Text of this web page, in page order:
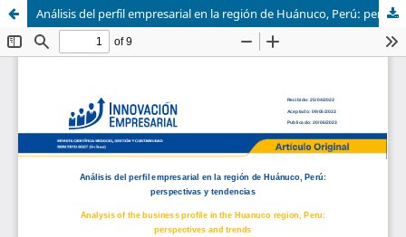
Análisis del perfil empresarial en la región de Huánuco, Perú: perspectivas y tendencias